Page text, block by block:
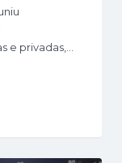
e privadas,…